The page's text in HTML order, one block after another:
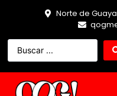
Norte de